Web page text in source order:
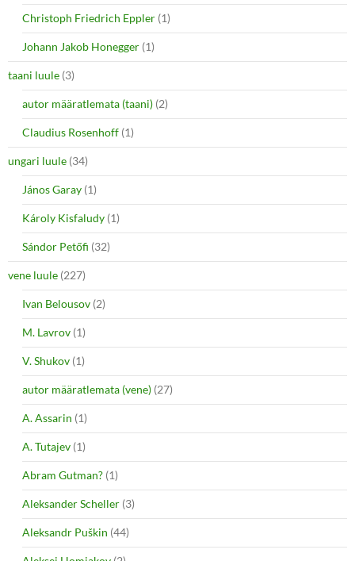
Christoph Friedrich Eppler (1)
Johann Jakob Honegger (1)
taani luule (3)
autor määratlemata (taani) (2)
Claudius Rosenhoff (1)
ungari luule (34)
János Garay (1)
Károly Kisfaludy (1)
Sándor Petőfi (32)
vene luule (227)
Ivan Belousov (2)
M. Lavrov (1)
V. Shukov (1)
autor määratlemata (vene) (27)
A. Assarin (1)
A. Tutajev (1)
Abram Gutman? (1)
Aleksander Scheller (3)
Aleksandr Puškin (44)